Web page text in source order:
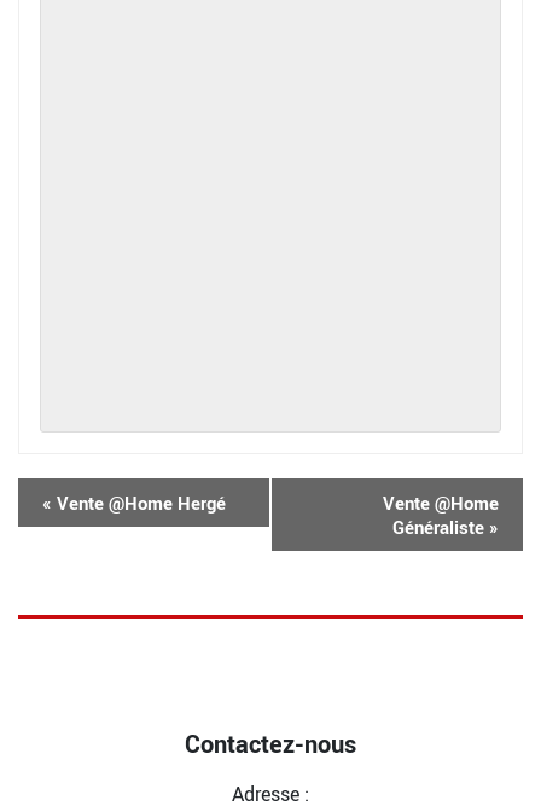
« Vente @Home Hergé
Vente @Home
Généraliste »
Contactez-nous
Adresse :